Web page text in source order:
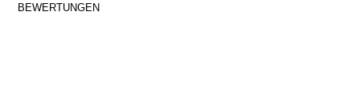
BEWERTUNGEN